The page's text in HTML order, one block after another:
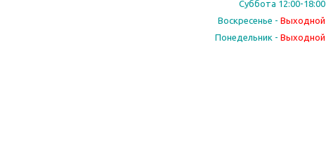
Суббота 12:00-18:00
Воскресенье - Выходной
Понедельник - Выходной